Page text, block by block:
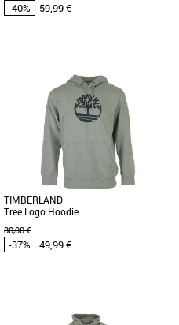
-40% 59,99 €
Vêtements pas cher et Promos
Vêtements
Le sweat The North Face Hoodie
Varsity Graphic allie confort et style
avec son design inspiré des universités
TIMBERLAND
Tree Logo Hoodie
80,00 €
-37% 49,99 €